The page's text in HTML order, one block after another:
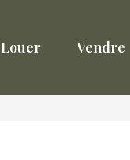
Louer Vendre